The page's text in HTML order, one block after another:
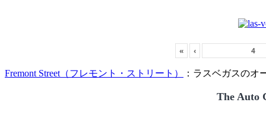
« ‹
Fremont Street（フレモント・ストリート） ：ラスベガスのオ
The Auto